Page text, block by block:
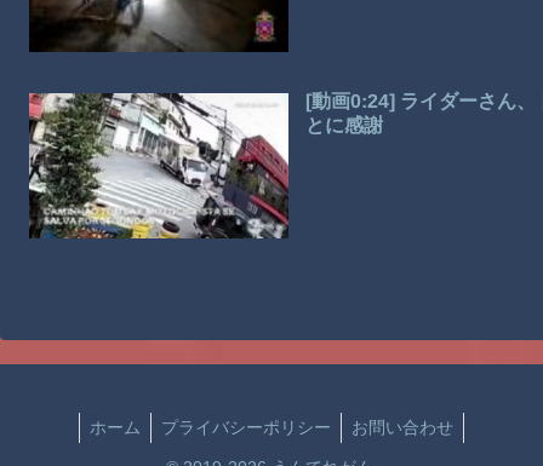
[動画0:24] ライダーさん
とに感謝
ホーム プライバシーポリシー お問い合わせ